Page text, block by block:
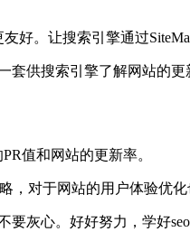
好。让搜索引擎通过
供搜索引擎了解网站的
值和网站的更新率。
对于网站的用户体验优
灰心。好好努力，学好